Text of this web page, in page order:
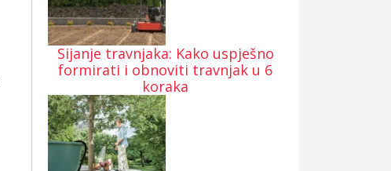
Sijanje travnjaka: Kako uspješno
formirati i obnoviti travnjak u 6
koraka